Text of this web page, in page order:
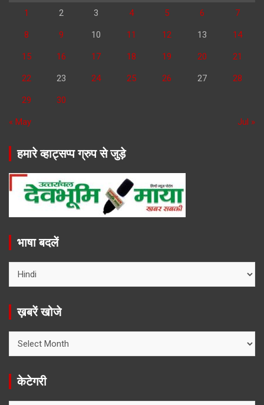
1 2 3 4 5 6 7
8 9 10 11 12 13 14
15 16 17 18 19 20 21
22 23 24 25 26 27 28
29 30
« May Jul »
हमारे व्हाट्सप्प ग्रुप से जुड़े
भाषा बदलें
ख़बरें खोजे
खोजे
केटेगरी